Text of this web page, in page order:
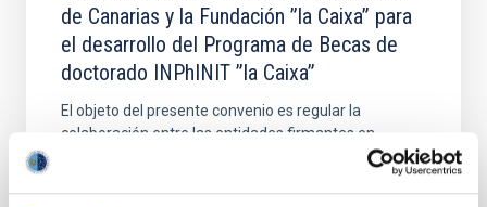
de Canarias y la Fundación ”la Caixa” para
el desarrollo del Programa de Becas de
doctorado INPhINIT ”la Caixa”
El objeto del presente convenio es regular la
colaboración entre las entidades firmantes en
relación con el desarrollo del programa de becas de